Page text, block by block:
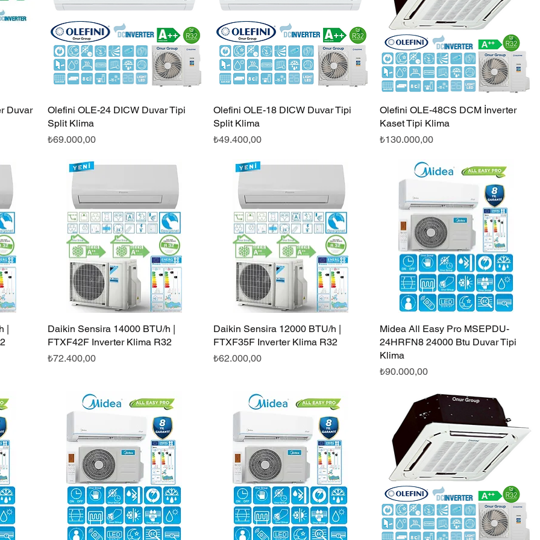
Duvar
Hızlı Bakış
Olefini OLE-24 DICW Duvar Tipi
Split Klima
Fiyat
₺69.000,00
Hızlı Bakış
Olefini OLE-18 DICW Duvar Tipi
Split Klima
Fiyat
₺49.400,00
Hızlı Bakış
Olefini OLE-48CS DCM İnverter
Kaset Tipi Klima
Fiyat
₺130.000,00
|
Hızlı Bakış
Daikin Sensira 14000 BTU/h |
FTXF42F Inverter Klima R32
Fiyat
₺72.400,00
Hızlı Bakış
Daikin Sensira 12000 BTU/h |
FTXF35F Inverter Klima R32
Fiyat
₺62.000,00
Hızlı Bakış
Midea All Easy Pro MSEPDU-
24HRFN8 24000 Btu Duvar Tipi
Klima
Fiyat
₺90.000,00